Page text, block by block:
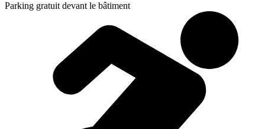
Parking gratuit devant le bâtiment